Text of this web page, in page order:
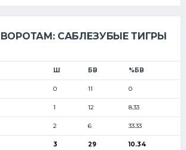
САБЛЕЗУБЫЕ ТИГРЫ
Ш БВ %БВ
0 11 0
1 12 8.33
2 6 33.33
3 29 10.34